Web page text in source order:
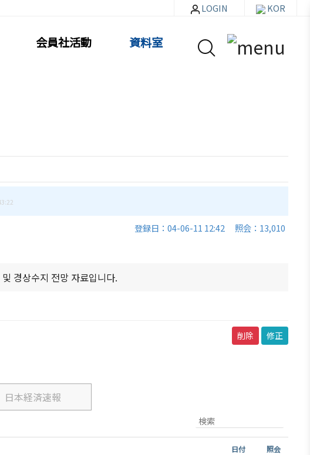
イベント写真
日本生活・便利情報
KOR
LOGIN
会員社活動 資料室
登録日：04-06-11 12:42 照会：13,010
경상수지 전망 자료입니다.
削除 修正
日本経済速報
日付 照会